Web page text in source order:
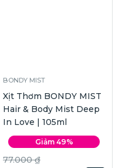
BONDY MIST
Xịt Thơm BONDY MIST
Hair & Body Mist Deep
In Love | 105ml
Giảm 49%
77.000 ₫